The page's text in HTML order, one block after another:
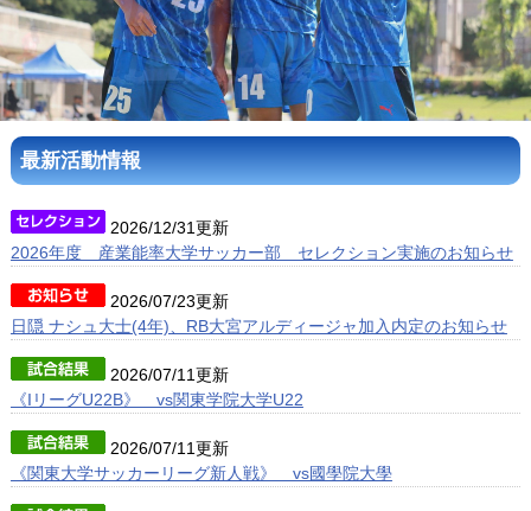
ギャラリー
産業能率大学サッカー部 クレド
最新活動情報
2026/12/31更新
2026年度 産業能率大学サッカー部 セレクション実施のお知らせ
2026/07/23更新
日隠 ナシュ大士(4年)、RB大宮アルディージャ加入内定のお知らせ
2026/07/11更新
《IリーグU22B》 vs関東学院大学U22
2026/07/11更新
《関東大学サッカーリーグ新人戦》 vs國學院大學